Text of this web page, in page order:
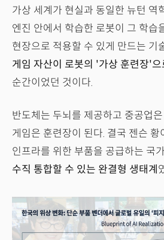
가상 세계가 현실과 동일한 뉴턴 역
엔진 안에서 학습한 로봇이 그 학습
현장으로 적용할 수 있게 만드는 기
게임 자산이 로봇의 '가상 훈련장'으
순간이었던 것이다.
반도체는 두뇌를 제공하고 중공업
게임은 훈련장이 된다. 결국 젠슨 황
인프라를 위한 부품을 공급하는 국
수직 통합할 수 있는 완결형 생태계